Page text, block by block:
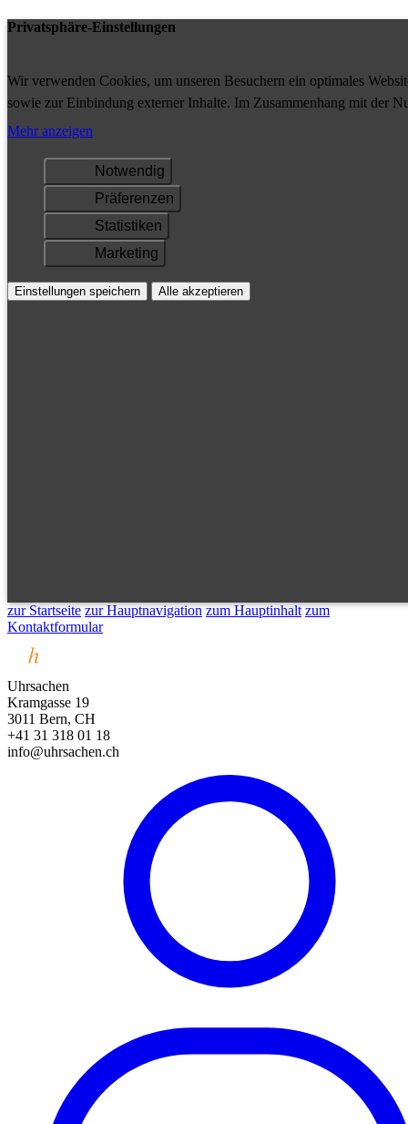
Privatsphäre-Einstellungen
Wir verwenden Cookies, um unseren Besuchern ein optimales
sowie zur Einbindung externer Inhalte. Im Zusammenhang mit der
Ihrem Gerät gespeichert und/oder abgerufen.
Mehr anzeigen
Notwendig
Präferenzen
Statistiken
Marketing
Einstellungen speichern Alle akzeptieren
zur Startseite zur Hauptnavigation zum Hauptinhalt zum
Kontaktformular
Uhrsachen
Kramgasse 19
3011 Bern, CH
+41 31 318 01 18
info@uhrsachen.ch